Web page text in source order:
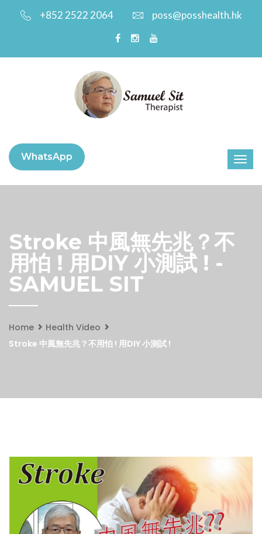
+852 2522 2064 poss@posshealth.hk
WhatsApp
Stroke 中風無先兆？不
用怕 ! 用DIY 小測試 ! -
SAMUEL SIT
Home
Health Video
Stroke 中風無先兆？不用怕 ! 用DIY 小測試 !